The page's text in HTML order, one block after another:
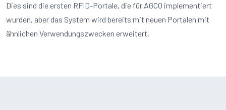
Dies sind die ersten RFID-Portale, die für AGCO implementiert
wurden, aber das System wird bereits mit neuen Portalen mit
ähnlichen Verwendungszwecken erweitert.